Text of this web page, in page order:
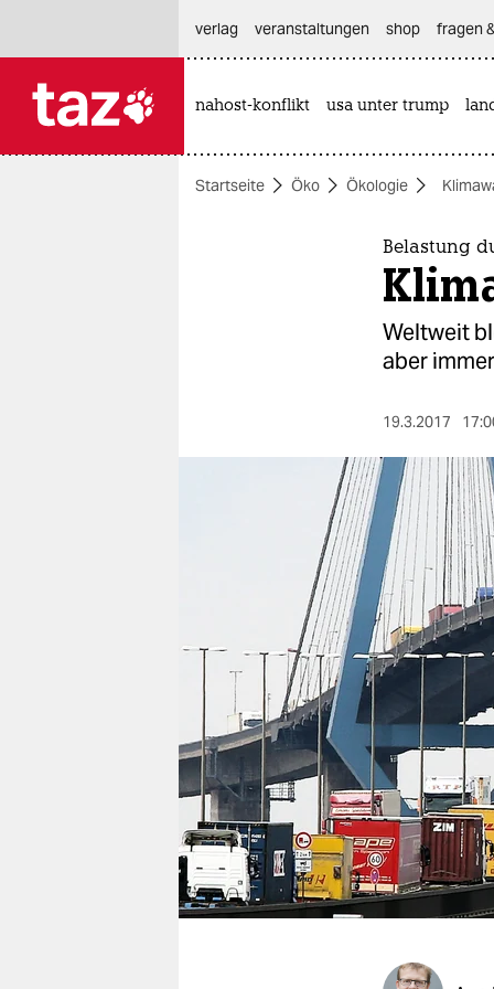
themen
verlag
verlag
veranstaltungen
shop
fragen & hilfe
unterstützen
abo
verlag
veranstaltungen shop fragen
nahost-konflikt usa unter trump
Startseite Öko Ökologie
Belastung
Weltweit
aber
19.3.2017